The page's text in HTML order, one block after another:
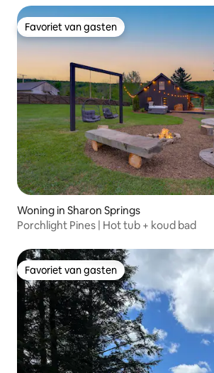
Favoriet van gasten
Favoriet van gasten
Woning in Sharon Springs
Porchlight Pines | Hot tub + koud bad
Favoriet van gasten
Favoriet van gasten